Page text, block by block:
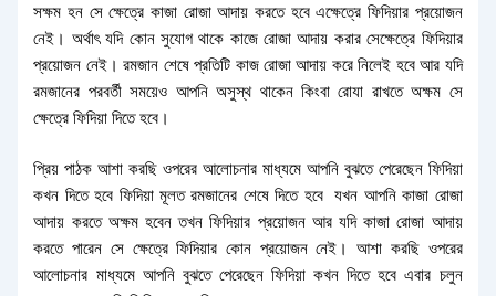
সক্ষম হন সে ক্ষেত্রে কাজা রোজা আদায় করতে হবে এক্ষেত্রে ফিদিয়ার প্রয়োজন
নেই। অর্থাৎ যদি কোন সুযোগ থাকে কাজে রোজা আদায় করার সেক্ষেত্রে ফিদিয়ার
প্রয়োজন নেই। রমজান শেষে প্রতিটি কাজ রোজা আদায় করে নিলেই হবে আর যদি
রমজানের পরবর্তী সময়েও আপনি অসুস্থ থাকেন কিংবা রোযা রাখতে অক্ষম সে
ক্ষেত্রে ফিদিয়া দিতে হবে।
প্রিয় পাঠক আশা করছি ওপরের আলোচনার মাধ্যমে আপনি বুঝতে পেরেছেন ফিদিয়া
কখন দিতে হবে ফিদিয়া মূলত রমজানের শেষে দিতে হবে যখন আপনি কাজা রোজা
আদায় করতে অক্ষম হবেন তখন ফিদিয়ার প্রয়োজন আর যদি কাজা রোজা আদায়
করতে পারেন সে ক্ষেত্রে ফিদিয়ার কোন প্রয়োজন নেই। আশা করছি ওপরের
আলোচনার মাধ্যমে আপনি বুঝতে পেরেছেন ফিদিয়া কখন দিতে হবে এবার চলুন